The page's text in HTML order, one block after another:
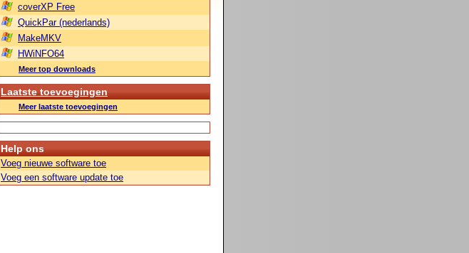
coverXP Free
QuickPar (nederlands)
MakeMKV
HWiNFO64
Meer top downloads
Laatste toevoegingen
Meer laatste toevoegingen
Help ons
Voeg nieuwe software toe
Voeg een software update toe